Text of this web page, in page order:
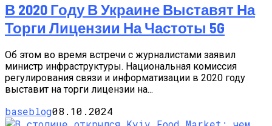
В 2020 Году В Украине Выставят На
Торги Лицензии На Частоты 5G
Об этом во время встречи с журналистами заявил
министр инфраструктуры. Национальная комиссия
регулирования связи и информатизации в 2020 году
выставит на торги лицензии на...
baseblog08.10.2024